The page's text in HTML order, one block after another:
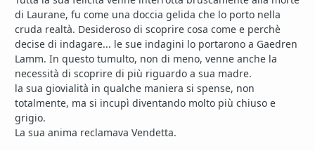
di Laurane, fu come una doccia gelida che lo porto nella
cruda realtà. Desideroso di scoprire cosa come e perchè
decise di indagare... le sue indagini lo portarono a Gaedren
Lamm. In questo tumulto, non di meno, venne anche la
necessità di scoprire di più riguardo a sua madre.
la sua giovialità in qualche maniera si spense, non
totalmente, ma si incupì diventando molto più chiuso e
grigio.
La sua anima reclamava Vendetta.